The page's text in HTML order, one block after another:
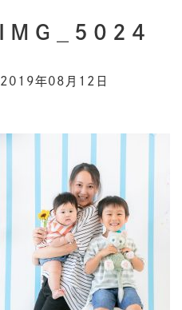
IMG_5024
2019年08月12日